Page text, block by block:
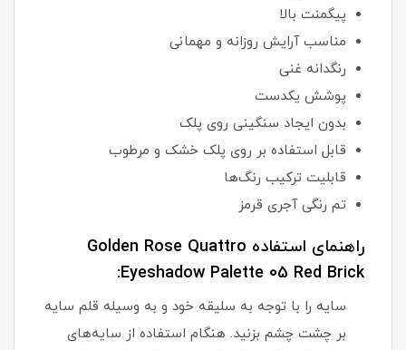
پیگمنت بالا
مناسب آرایش روزانه و مهمانی
رنگدانه غنی
پوشش یکدست
بدون ایجاد سنگینی روی پلک
قابل استفاده بر روی پلک خشک و مرطوب
قابلیت ترکیب رنگ‌ها
تم رنگی آجری قرمز
راهنمای استفاده Golden Rose Quattro
Eyeshadow Palette 05 Red Brick:
سایه را با توجه به سلیقه خود و به وسیله قلم سایه
بر چشت چشم بزنید. هنگام استفاده از سایه‌های